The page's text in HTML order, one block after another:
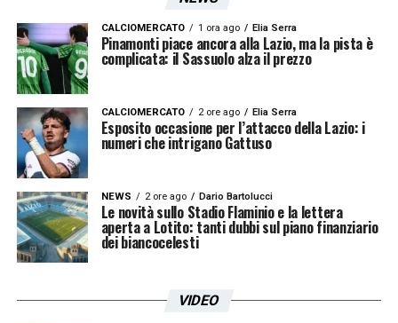
CALCIOMERCATO 1 ora ago Elia Serra
Pinamonti piace ancora alla Lazio, ma la pista è
complicata: il Sassuolo alza il prezzo
CALCIOMERCATO 2 ore ago Elia Serra
Esposito occasione per l’attacco della Lazio: i
numeri che intrigano Gattuso
NEWS 2 ore ago Dario Bartolucci
Le novità sullo Stadio Flaminio e la lettera
aperta a Lotito: tanti dubbi sul piano finanziario
dei biancocelesti
VIDEO